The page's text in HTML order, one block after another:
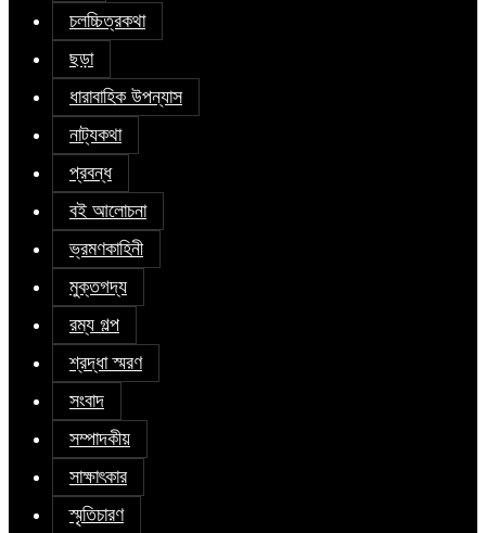
চলচ্চিত্রকথা
ছড়া
ধারাবাহিক উপন্যাস
নাট্যকথা
প্রবন্ধ
বই আলোচনা
ভ্রমণকাহিনী
মুক্তগদ্য
রম্য গল্প
শ্রদ্ধা স্মরণ
সংবাদ
সম্পাদকীয়
সাক্ষাৎকার
স্মৃতিচারণ